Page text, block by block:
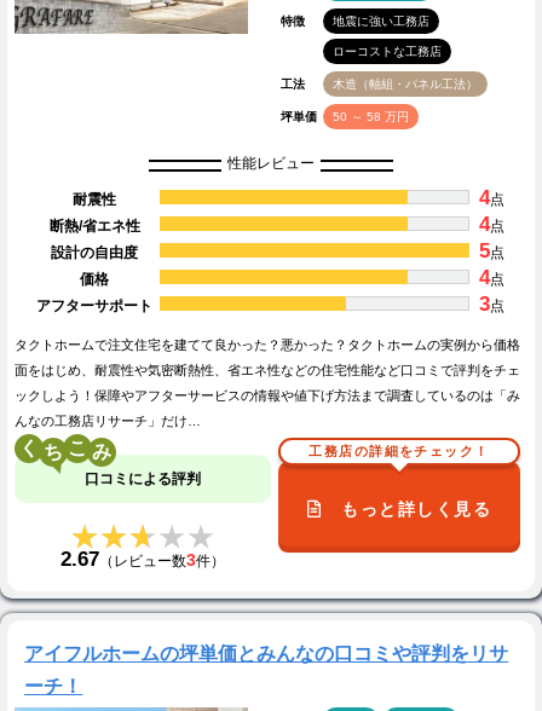
特徴 地震に強い工務店
ローコストな工務店
工法 木造（軸組・パネル工法）
坪単価 50 ～ 58 万円
性能レビュー
耐震性 4点
断熱/省エネ性
4点
設計の自由度
5点
価格
4点
アフターサポート
3点
タクトホームで注文住宅を建てて良かった？悪かった？タクトホームの実例から価格
面をはじめ、耐震性や気密断熱性、省エネ性などの住宅性能など口コミで評判をチェ
ックしよう！保障やアフターサービスの情報や値下げ方法まで調査しているのは「み
んなの工務店リサーチ」だけ…
く こ
口コミによる評判
★★★★★
★★★★★
2.67 （レビュー数3件）
工務店の詳細をチェック！
もっと詳しく見る
アイフルホームの坪単価とみんなの口コミや評判をリサ
ーチ！